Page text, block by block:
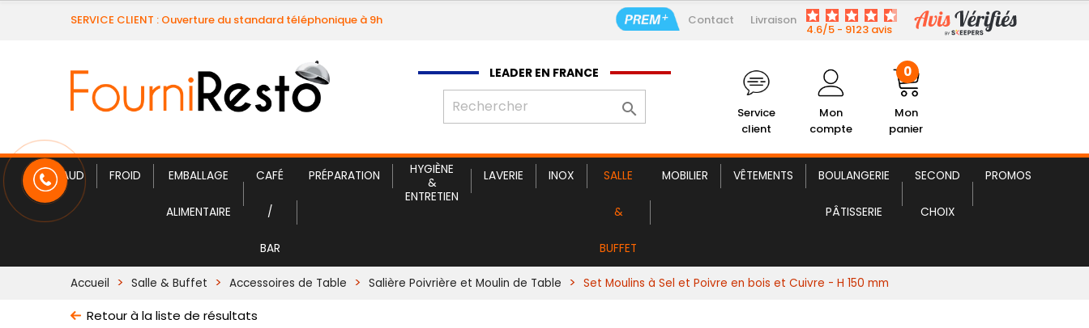
SERVICE CLIENT : Ouverture du standard téléphonique à 9h Contact Livraison
4.6/5 - 9123 avis
LEADER EN FRANCE

Service
client
Mon
compte
Mon
panier
0
CHAUD FROID EMBALLAGE
ALIMENTAIRE
CAFÉ
/
BAR
PRÉPARATION
HYGIÈNE
&
ENTRETIEN
LAVERIE INOX SALLE
&
BUFFET
MOBILIER VÊTEMENTS BOULANGERIE
PÂTISSERIE
SECOND
CHOIX
PROMOS
Set Moulins à Sel et Poivre en bois et Cuivre 21,99 € HT
Accueil Salle & Buffet Accessoires de Table Salière Poivrière et Moulin de Table Set Moulins à Sel et Poivre en bois et Cuivre - H 150 mm
Retour à la liste de résultats